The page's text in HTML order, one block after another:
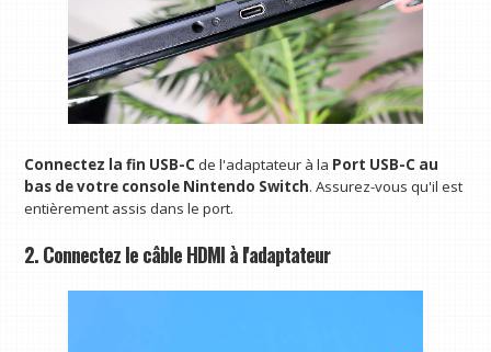
Connectez la fin USB-Cde l'adaptateur à la Port USB-C au
bas de votre console Nintendo Switch. Assurez-vous qu'il est
entièrement assis dans le port.
2. Connectez le câble HDMI à l'adaptateur